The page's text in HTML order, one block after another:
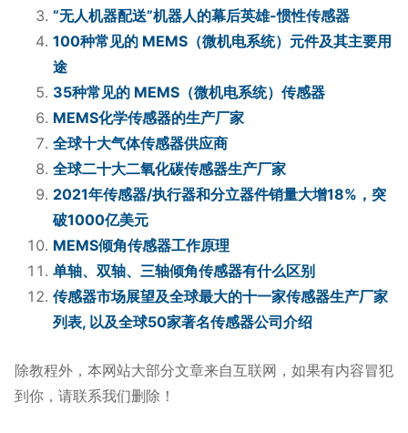
“无人机器配送”机器人的幕后英雄-惯性传感器
100种常见的 MEMS（微机电系统）元件及其主要用
途
35种常见的 MEMS（微机电系统）传感器
MEMS化学传感器的生产厂家
全球十大气体传感器供应商
全球二十大二氧化碳传感器生产厂家
2021年传感器/执行器和分立器件销量大增18%，突
破1000亿美元
MEMS倾角传感器工作原理
单轴、双轴、三轴倾角传感器有什么区别
传感器市场展望及全球最大的十一家传感器生产厂家
列表, 以及全球50家著名传感器公司介绍
除教程外，本网站大部分文章来自互联网，如果有内容冒犯
到你，请联系我们删除！